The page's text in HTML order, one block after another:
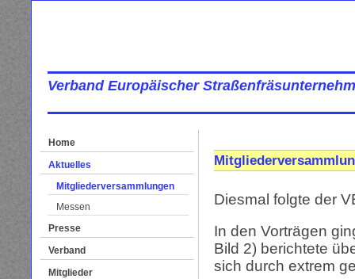
Verband Europäischer
Home
Aktuelles
Mitgliederversammlungen
Messen
Presse
Verband
Mitglieder
Diesmal folgte der
In den Vorträgen
Bild 2) berichtete
sich durch extrem